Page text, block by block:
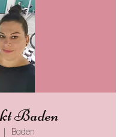
Baden
Baden